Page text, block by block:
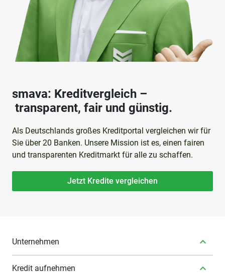
smava: Kreditvergleich –
transparent, fair und günstig.
Als Deutschlands großes Kreditportal vergleichen wir für
Sie über 20 Banken. Unsere Mission ist es, einen fairen
und transparenten Kreditmarkt für alle zu schaffen.
Jetzt Kredite vergleichen
Unternehmen
Kredit aufnehmen